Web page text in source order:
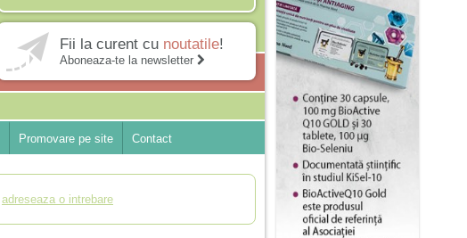
Fii la curent cu noutatile!
Aboneaza-te la newsletter
Promovare pe site Contact
adreseaza o intrebare